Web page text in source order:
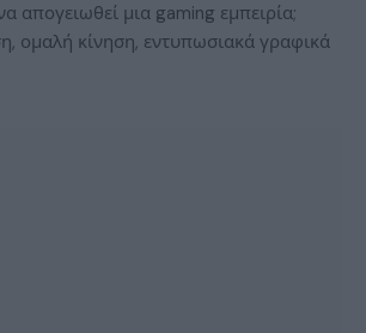
απογειωθεί μια gaming εμπειρία;
ομαλή κίνηση, εντυπωσιακά γραφικά